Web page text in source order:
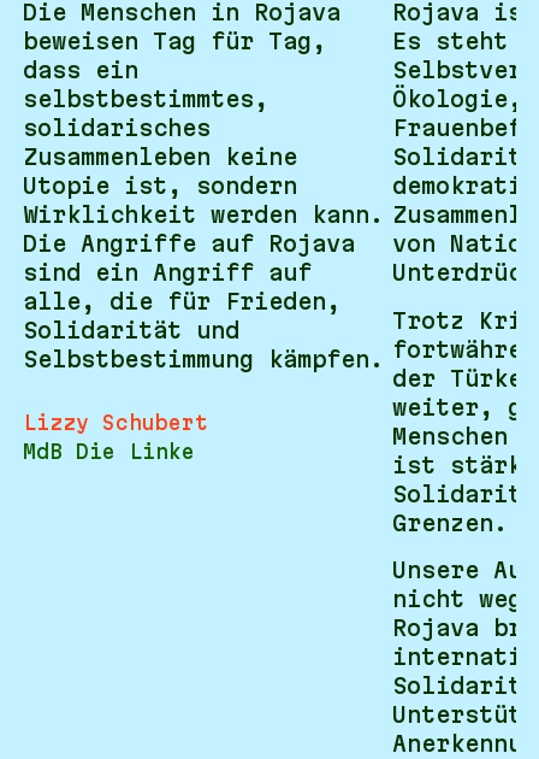
Die Menschen in Rojava
beweisen Tag für Tag,
dass ein
selbstbestimmtes,
solidarisches
Zusammenleben keine
Utopie ist, sondern
Wirklichkeit werden kann.
Die Angriffe auf Rojava
sind ein Angriff auf
alle, die für Frieden,
Solidarität und
Selbstbestimmung kämpfen.
Lizzy Schubert
MdB Die Linke
Rojava
Es steht
Ökologie,
von
Trotz
der
weiter,
Menschen
ist
Grenzen.
Unsere
nicht
Rojava